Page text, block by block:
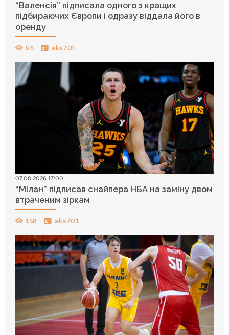
“Валенсія” підписала одного з кращих
підбираючих Європи і одразу віддала його в
оренду
95 aks701
07.08.2026 17:00
“Мілан” підписав снайпера НБА на заміну двом
втраченим зіркам
158 aks701